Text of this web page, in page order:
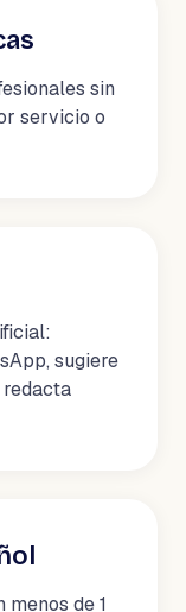
sin
servicio o
sugiere
de 1